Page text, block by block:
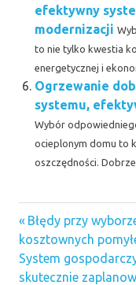
efektywny
modernizacji
to nie tylko kwestia
energetycznej i
Ogrzewanie
systemu,
Wybór
ocieplonym domu to
oszczędności.
Nawigacja
wpisu
Previous
Post:
Błędy przy
kosztownych
Next
Post:
System
skutecznie